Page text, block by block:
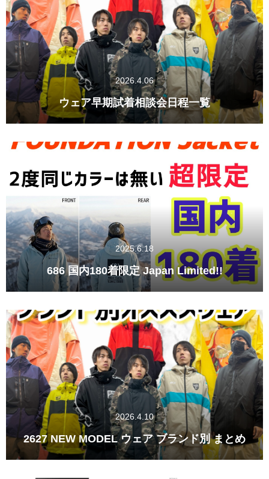
2026.4.06
ウェア早期試着相談会日程一覧
2025.6.18
686 国内180着限定 Japan Limited!!
2026.4.10
2627 NEW MODEL ウェア ブランド別 まとめ